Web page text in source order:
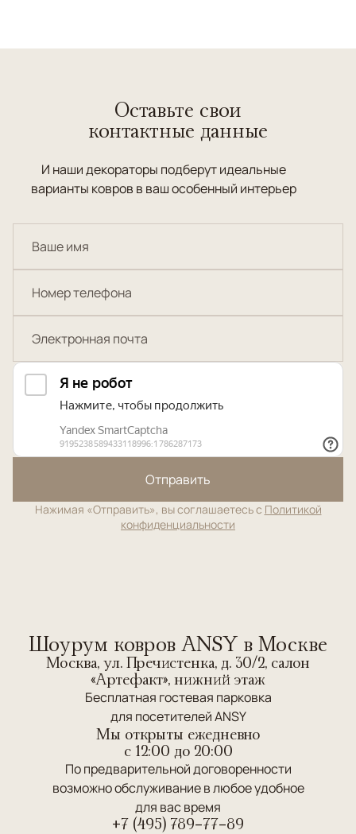
Оставьте свои
контактные данные
И наши декораторы подберут идеальные
варианты ковров в ваш особенный интерьер
Отправить
Нажимая «Отправить», вы соглашаетесь с Политикой
конфиденциальности
Шоурум ковров ANSY в Москве
Москва, ул. Пречистенка, д. 30/2, салон
«Артефакт», нижний этаж
Бесплатная гостевая парковка
для посетителей ANSY
Мы открыты ежедневно
c 12:00 до 20:00
По предварительной договоренности
возможно обслуживание в любое удобное
для вас время
+7 (495) 789-77-89